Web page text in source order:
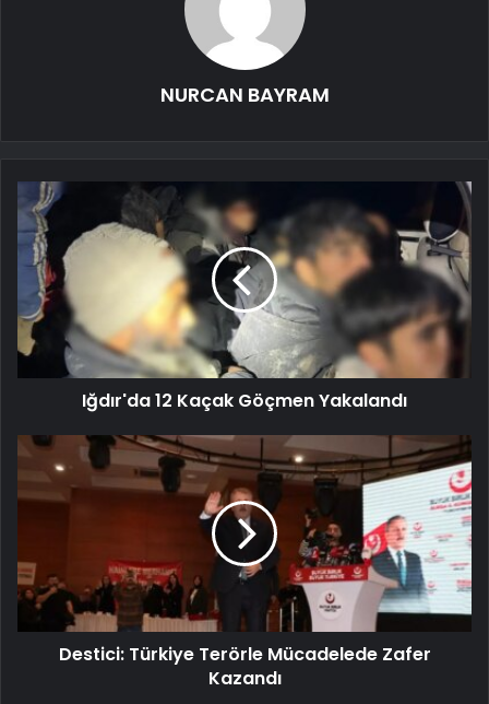
NURCAN BAYRAM
Iğdır'da 12 Kaçak Göçmen Yakalandı
Destici: Türkiye Terörle Mücadelede Zafer
Kazandı